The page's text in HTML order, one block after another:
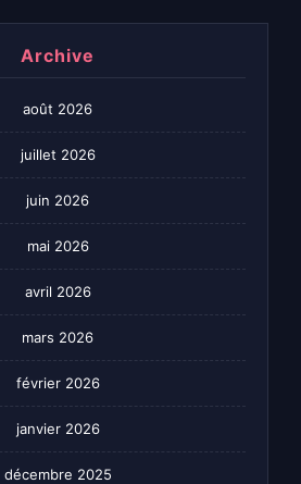
Archive
août 2026
juillet 2026
juin 2026
mai 2026
avril 2026
mars 2026
février 2026
janvier 2026
décembre 2025